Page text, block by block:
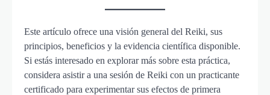
Este artículo ofrece una visión general del Reiki, sus
principios, beneficios y la evidencia científica disponible.
Si estás interesado en explorar más sobre esta práctica,
considera asistir a una sesión de Reiki con un practicante
certificado para experimentar sus efectos de primera